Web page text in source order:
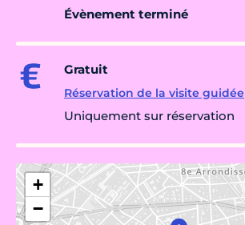
Évènement terminé
Gratuit
Réservation de la visite guidée
Uniquement sur réservation
+
−